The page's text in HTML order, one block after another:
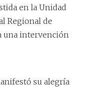
en la Unidad
Regional de
una intervención
su alegría